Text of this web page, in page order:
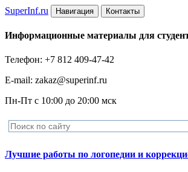
SuperInf.ru Навигация Контакты
Информационные материалы для
Телефон: +7 812 409-47-42
E-mail: zakaz@superinf.ru
Пн-Пт с 10:00 до 20:00 мск
Лучшие работы по логопедии и